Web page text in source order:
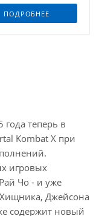
ПОДРОБНЕЕ
теперь в
Kombat X при
игровых
Чо - и уже
Джейсона
содержит новый